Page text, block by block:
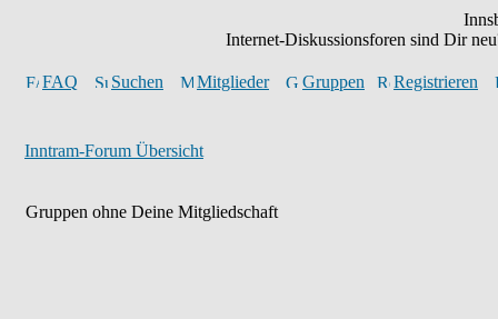
Internet-Diskussionsforen sind Dir
FAQ Suchen Mitglieder Gruppen Registrieren
Inntram-Forum Übersicht
Gruppen ohne Deine Mitgliedschaft